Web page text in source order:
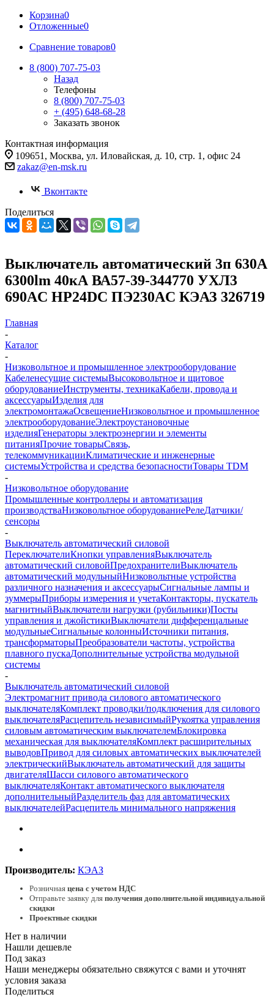
Корзина0
Отложенные0
Сравнение товаров0
8 (800) 707-75-03
Назад
Телефоны
8 (800) 707-75-03
+ (495) 648-68-28
Заказать звонок
Контактная информация
109651, Москва, ул. Иловайская, д. 10, стр. 1, офис 24
zakaz@en-msk.ru
Вконтакте
Поделиться
Выключатель автоматический 3п 630А
6300lm 40кА ВА57-39-344770 УХЛ3
690AC НР24DC ПЭ230AC КЭАЗ 326719
Главная
-
Каталог
-
Низковольтное и промышленное электрооборудование
Кабеленесущие системыВысоковольтное и щитовое
оборудованиеИнструменты, техникаКабели, провода и
аксессуарыИзделия для
электромонтажаОсвещениеНизковольтное и промышленное
электрооборудованиеЭлектроустановочные
изделияГенераторы электроэнергии и элементы
питанияПрочие товарыСвязь,
телекоммуникацииКлиматические и инженерные
системыУстройства и средства безопасностиТовары TDM
-
Низковольтное оборудование
Промышленные контроллеры и автоматизация
производстваНизковольтное оборудованиеРелеДатчики/
сенсоры
-
Выключатель автоматический силовой
ПереключателиКнопки управленияВыключатель
автоматический силовойПредохранителиВыключатель
автоматический модульныйНизковольтные устройства
различного назначения и аксессуарыСигнальные лампы и
зуммерыПриборы измерения и учетаКонтакторы, пускатель
магнитныйВыключатели нагрузки (рубильники)Посты
управления и джойстикиВыключатели дифференцальные
модульныеСигнальные колонныИсточники питания,
трансформаторыПреобразователи частоты, устройства
плавного пускаДополнительные устройства модульной
системы
-
Выключатель автоматический силовой
Электромагнит привода силового автоматического
выключателяКомплект проводки/подключения для силового
выключателяРасцепитель независимыйРукоятка управления
силовым автоматическим выключателемБлокировка
механическая для выключателяКомплект расширительных
выводовПривод для силовых автоматических выключателей
электрическийВыключатель автоматический для защиты
двигателяШасси силового автоматического
выключателяКонтакт автоматического выключателя
дополнительныйРазделитель фаз для автоматических
выключателейРасцепитель минимального напряжения
Производитель: КЭАЗ
Розничная цена с учетом НДС
Отправьте заявку для получения дополнительной индивидуальной
скидки
Проектные скидки
Нет в наличии
Нашли дешевле
Под заказ
Наши менеджеры обязательно свяжутся с вами и уточнят
условия заказа
Поделиться